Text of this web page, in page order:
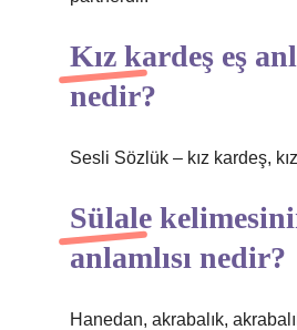
Kız kardeş eş
nedir?
Sesli Sözlük – kız kardeş,
Sülale
anlamlısı nedir?
Hanedan, akrabalık,